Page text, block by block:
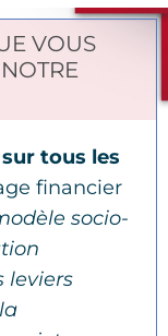
VOUS
tous les
financier
socio-
leviers